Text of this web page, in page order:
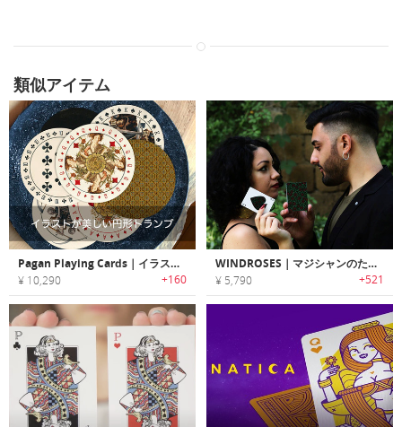
類似アイテム
Pagan Playing Cards｜イラストが美しい円形トランプ「パガン」
¥ 10,290 +160
WINDROSES｜マジシャンのためにデザインされたトランプ「ウィンドローゼス」
¥ 5,790 +521